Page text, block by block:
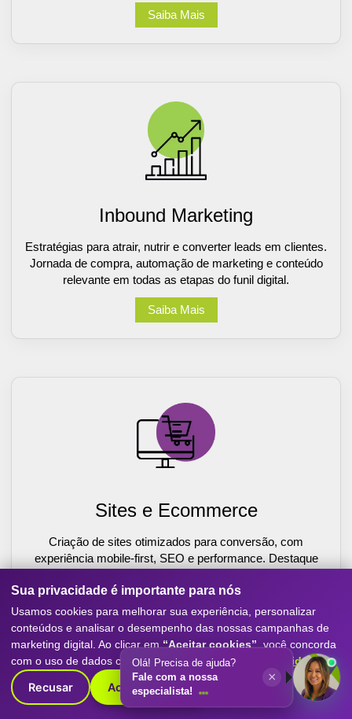
Saiba Mais
Inbound Marketing
Estratégias para atrair, nutrir e converter leads em clientes.
Jornada de compra, automação de marketing e conteúdo
relevante em todas as etapas do funil digital.
Saiba Mais
Sites e Ecommerce
Criação de sites otimizados para conversão, com
experiência mobile-first, SEO e performance. Destaque
Sua privacidade é importante para nós
Usamos cookies para melhorar sua experiência, personalizar
conteúdos e analisar o desempenho das nossas campanhas de
marketing digital. Ao clicar em “Aceitar cookies” , você concorda
com o uso de dados conforme nossaPolítica de Privacidade.
Recusar Aceitar cookies
Olá! Precisa de ajuda?
Fale com a nossa
especialista!
×